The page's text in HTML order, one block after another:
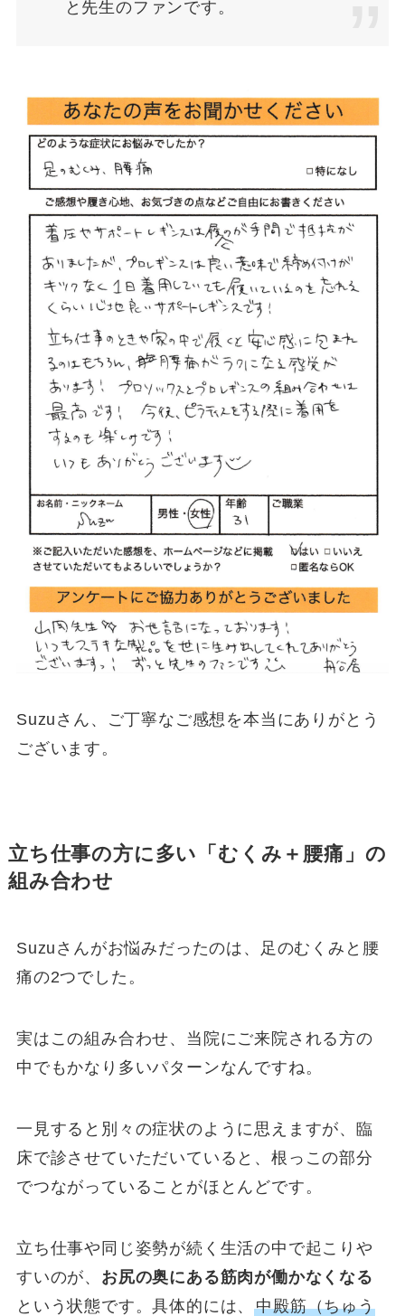
と先生のファンです。
Suzuさん、ご丁寧なご感想を本当にありがとう
ございます。
立ち仕事の方に多い「むくみ＋腰痛」の
組み合わせ
Suzuさんがお悩みだったのは、足のむくみと腰
痛の2つでした。
実はこの組み合わせ、当院にご来院される方の
中でもかなり多いパターンなんですね。
一見すると別々の症状のように思えますが、臨
床で診させていただいていると、根っこの部分
でつながっていることがほとんどです。
立ち仕事や同じ姿勢が続く生活の中で起こりや
すいのが、 お尻の奥にある筋肉が働かなくなる
という状態です。具体的には、中殿筋（ちゅう